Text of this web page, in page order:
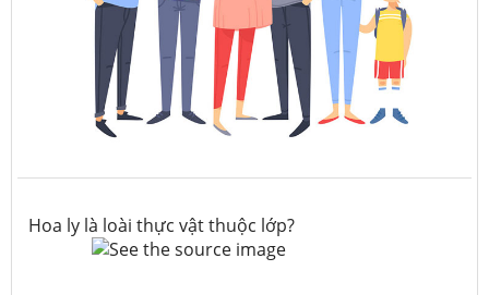
Hoa ly là loài thực vật thuộc lớp?